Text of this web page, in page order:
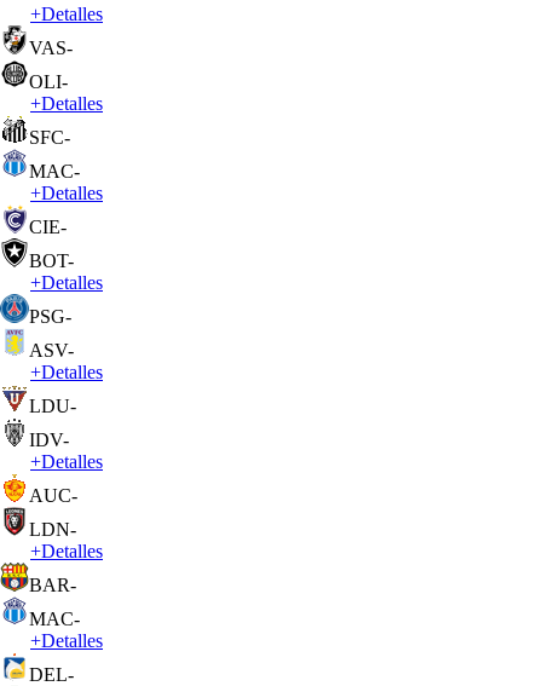
+Detalles
VAS-
OLI-
+Detalles
SFC-
MAC-
+Detalles
CIE-
BOT-
+Detalles
PSG-
ASV-
+Detalles
LDU-
IDV-
+Detalles
AUC-
LDN-
+Detalles
BAR-
MAC-
+Detalles
DEL-